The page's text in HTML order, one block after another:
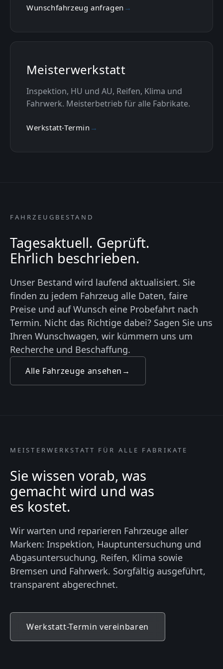
Wunschfahrzeug anfragen →
Meisterwerkstatt
Inspektion, HU und AU, Reifen, Klima und
Fahrwerk. Meisterbetrieb für alle Fabrikate.
Werkstatt-Termin →
FAHRZEUGBESTAND
Tagesaktuell. Geprüft.
Ehrlich beschrieben.
Unser Bestand wird laufend aktualisiert. Sie
finden zu jedem Fahrzeug alle Daten, faire
Preise und auf Wunsch eine Probefahrt nach
Termin. Nicht das Richtige dabei? Sagen Sie uns
Ihren Wunschwagen, wir kümmern uns um
Recherche und Beschaffung.
Alle Fahrzeuge ansehen →
MEISTERWERKSTATT FÜR ALLE FABRIKATE
Sie wissen vorab, was
gemacht wird und was
es kostet.
Wir warten und reparieren Fahrzeuge aller
Marken: Inspektion, Hauptuntersuchung und
Abgasuntersuchung, Reifen, Klima sowie
Bremsen und Fahrwerk. Sorgfältig ausgeführt,
transparent abgerechnet.
Werkstatt-Termin vereinbaren